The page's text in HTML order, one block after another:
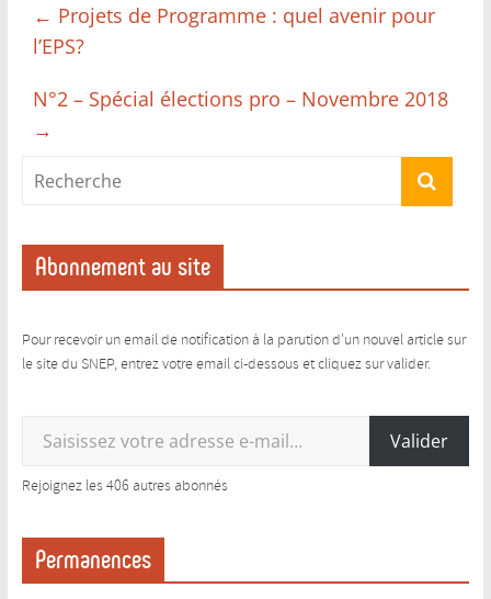
← Projets de Programme : quel avenir pour
l’EPS?
N°2 – Spécial élections pro – Novembre 2018
→
Abonnement au site
Pour recevoir un email de notification à la parution d'un nouvel article sur
le site du SNEP, entrez votre email ci-dessous et cliquez sur valider.
Valider
Rejoignez les 406 autres abonnés
Permanences